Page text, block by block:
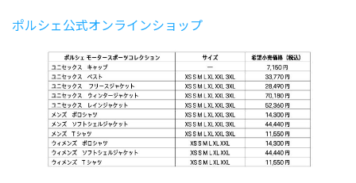
ポルシェ公式オンラインショップ